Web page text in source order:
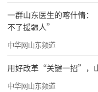
措和惠民利民措施
教育。
如何保证学生
大课间”的活动质量
针对15分钟小
一群山东医生的喀什情
不了援疆人”
中华网山东频道
用好改革“关键一招”，
中华网山东频道